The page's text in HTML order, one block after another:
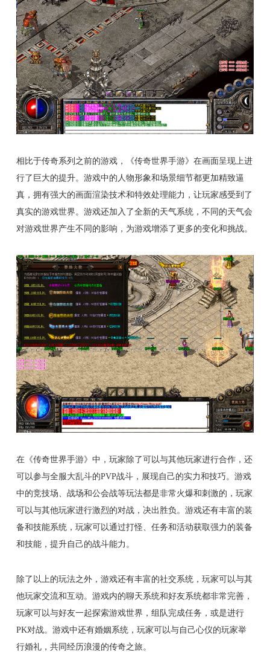
相比于传奇系列之前的游戏，《传奇世界手游》在画面呈现上进
行了巨大的提升。游戏中的人物形象和场景细节都更加精致逼
真，拥有强大的画面渲染技术和特效处理能力，让玩家感受到了
真实的游戏世界。游戏还加入了全新的天气系统，不同的天气会
对游戏世界产生不同的影响，为游戏增添了更多的变化和挑战。
在《传奇世界手游》中，玩家除了可以与其他玩家进行合作，还
可以参与全服大乱斗的PVP战斗，展现自己的实力和技巧。游戏
中的竞技场、战场和公会战等玩法都是非常火爆和刺激的，玩家
可以与其他玩家进行激烈的对战，决出胜负。游戏还有丰富的装
备和技能系统，玩家可以通过打怪、任务和活动获取强力的装备
和技能，提升自己的战斗能力。
除了以上的玩法之外，游戏还有丰富的社交系统，玩家可以与其
他玩家交流和互动。游戏内的聊天系统和好友系统都非常完善，
玩家可以与好友一起探索游戏世界，组队完成任务，或是进行
PK对战。游戏中还有婚姻系统，玩家可以与自己心仪的玩家举
行婚礼，共同经历浪漫的传奇之旅。